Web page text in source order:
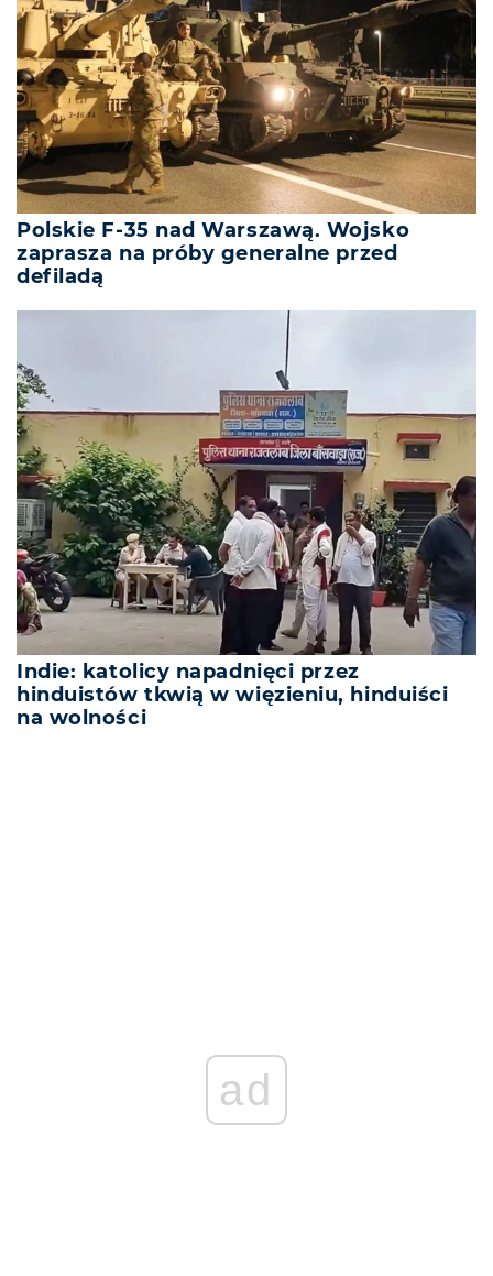
Polskie F-35 nad Warszawą. Wojsko
zaprasza na próby generalne przed
defiladą
Indie: katolicy napadnięci przez
hinduistów tkwią w więzieniu, hinduiści
na wolności